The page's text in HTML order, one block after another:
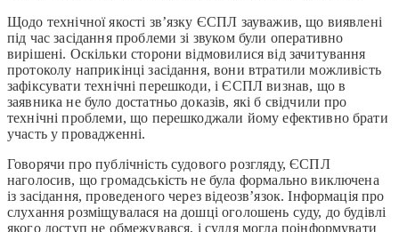
Щодо технічної якості зв’язку ЄСПЛ зауважив, що виявлені
під час засідання проблеми зі звуком були оперативно
вирішені. Оскільки сторони відмовилися від зачитування
протоколу наприкінці засідання, вони втратили можливість
зафіксувати технічні перешкоди, і ЄСПЛ визнав, що в
заявника не було достатньо доказів, які б свідчили про
технічні проблеми, що перешкоджали йому ефективно брати
участь у провадженні.
Говорячи про публічність судового розгляду, ЄСПЛ
наголосив, що громадськість не була формально виключена
із засідання, проведеного через відеозв’язок. Інформація про
слухання розміщувалася на дошці оголошень суду, до будівлі
якого доступ не обмежувався, і суддя могла поінформувати